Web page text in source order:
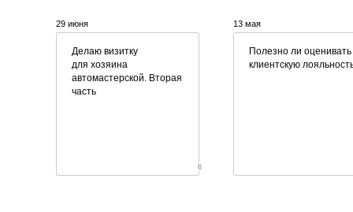
29 июня
Делаю визитку
для хозяина
автомастерской. Вторая
часть
6
13 мая
Полезно ли оценивать
клиентскую